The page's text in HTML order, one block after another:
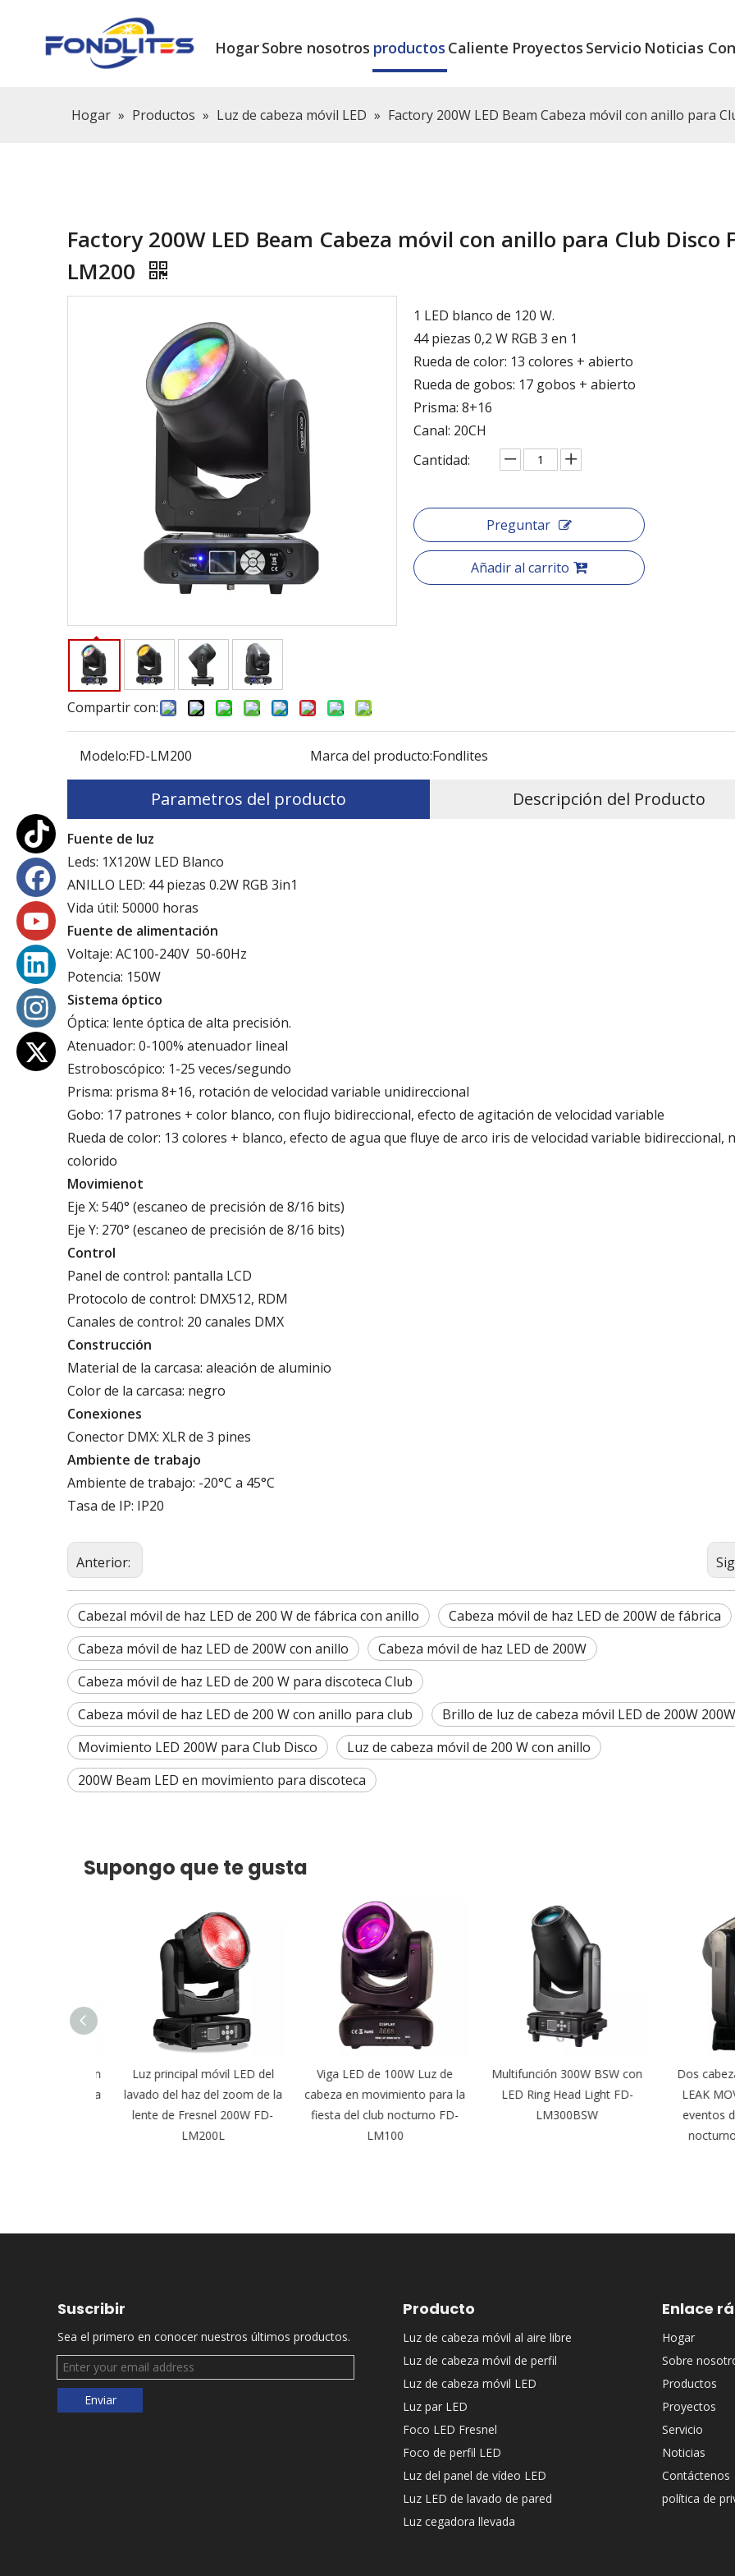
HogarSobre nosotros productos Caliente Proyectos Servicio Noticias
Hogar » Productos » Luz de cabeza móvil LED » Factory 200W LED Beam Cabeza móvil con anillo para
Factory 200W LED Beam Cabeza móvil con anillo para Club Disco
LM200
Compartir con:
1 LED blanco de 120 W.
44 piezas 0,2 W RGB 3 en 1
Rueda de color: 13 colores + abierto
Rueda de gobos: 17 gobos + abierto
Prisma: 8+16
Canal: 20CH
Cantidad:
Preguntar
Añadir al carrito
Modelo:FD-LM200 Marca del producto:Fondlites
Parametros del producto Descripción del Producto
Fuente de luz
Leds: 1X120W LED Blanco
ANILLO LED: 44 piezas 0.2W RGB 3in1
Vida útil: 50000 horas
Fuente de alimentación
Voltaje: AC100-240V 50-60Hz
Potencia: 150W
Sistema óptico
Óptica: lente óptica de alta precisión.
Atenuador: 0-100% atenuador lineal
Estroboscópico: 1-25 veces/segundo
Prisma: prisma 8+16, rotación de velocidad variable unidireccional
Gobo: 17 patrones + color blanco, con flujo bidireccional, efecto de agitación de velocidad variable
Rueda de color: 13 colores + blanco, efecto de agua que fluye de arco iris de velocidad variable bidireccional,
colorido
Movimienot
Eje X: 540° (escaneo de precisión de 8/16 bits)
Eje Y: 270° (escaneo de precisión de 8/16 bits)
Control
Panel de control: pantalla LCD
Protocolo de control: DMX512, RDM
Canales de control: 20 canales DMX
Construcción
Material de la carcasa: aleación de aluminio
Color de la carcasa: negro
Conexiones
Conector DMX: XLR de 3 pines
Ambiente de trabajo
Ambiente de trabajo: -20°C a 45°C
Tasa de IP: IP20
Anterior:
Cabezal móvil de haz LED de 200 W de fábrica con anillo
Cabeza móvil de haz LED de 200W de fábrica
Cabeza móvil de haz LED de 200W con anillo
Cabeza móvil de haz LED de 200W
Cabeza móvil de haz LED de 200 W para discoteca Club
Cabeza móvil de haz LED de 200 W con anillo para club
Brillo de luz de cabeza móvil LED de 200W 200W
Movimiento LED 200W para Club Disco
Luz de cabeza móvil de 200 W con anillo
200W Beam LED en movimiento para discoteca
Supongo que te gusta
Luz principal móvil LED del
lavado del haz del zoom de la
lente de Fresnel 200W FD-
LM200L
Viga LED de 100W Luz de
cabeza en movimiento para la
fiesta del club nocturno FD-
LM100
Multifunción 300W BSW con
LED Ring Head Light FD-
LM300BSW
Dos
LEAK
eventos de
nocturnos
Suscribir
Sea el primero en conocer nuestros últimos productos.
Enviar
Producto
Luz de cabeza móvil al aire libre
Luz de cabeza móvil de perfil
Luz de cabeza móvil LED
Luz par LED
Foco LED Fresnel
Foco de perfil LED
Luz del panel de vídeo LED
Luz LED de lavado de pared
Luz cegadora llevada
Enlace
Hogar
Sobre
Productos
Proyectos
Servicio
Noticias
Contáctenos
política de